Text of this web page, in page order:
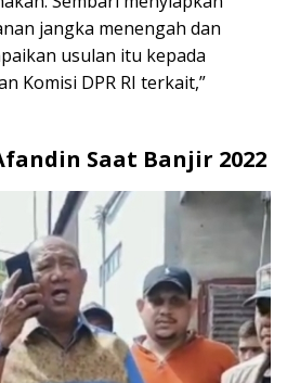
jangka menengah dan
usulan itu kepada
Komisi DPR RI terkait,”
Saat Banjir 2022